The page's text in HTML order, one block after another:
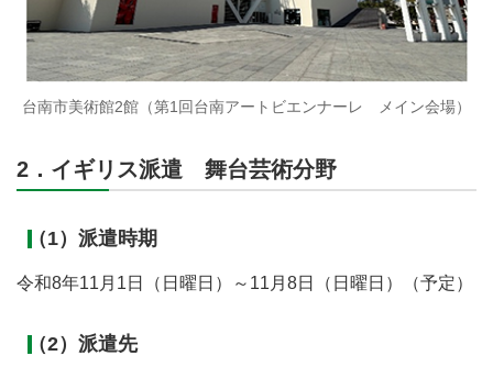
台南市美術館2館（第1回台南アートビエンナーレ メイン会場）
2．イギリス派遣 舞台芸術分野
（1）派遣時期
令和8年11月1日（日曜日）～11月8日（日曜日）（予定）
（2）派遣先